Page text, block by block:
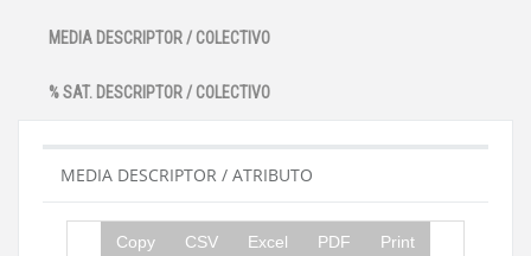
MEDIA DESCRIPTOR / COLECTIVO
% SAT. DESCRIPTOR / COLECTIVO
MEDIA DESCRIPTOR / ATRIBUTO
Copy CSV Excel PDF Print